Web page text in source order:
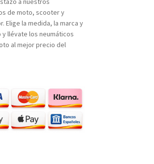
de moto, scooter y
Elige la medida, la marca y
y llévate los neumáticos
al mejor precio del